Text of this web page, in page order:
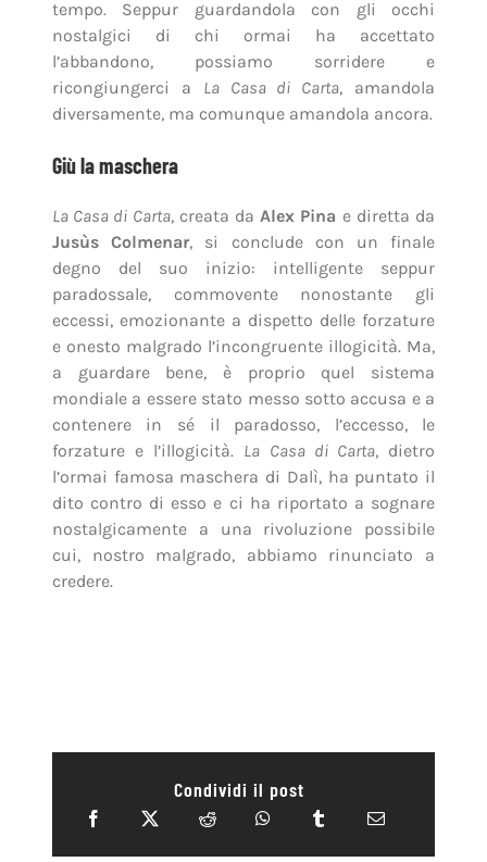
tempo. Seppur guardandola con gli occhi
nostalgici di chi ormai ha accettato
l’abbandono, possiamo sorridere e
ricongiungerci a La Casa di Carta, amandola
diversamente, ma comunque amandola ancora.
Giù la maschera
La Casa di Carta, creata daAlex Pina e diretta da
Jusùs Colmenar, si conclude con un finale
degno del suo inizio: intelligente seppur
paradossale, commovente nonostante gli
eccessi, emozionante a dispetto delle forzature
e onesto malgrado l’incongruente illogicità. Ma,
a guardare bene, è proprio quel sistema
mondiale a essere stato messo sotto accusa e a
contenere in sé il paradosso, l’eccesso, le
forzature e l’illogicità. La Casa di Carta, dietro
l’ormai famosa maschera di Dalì, ha puntato il
dito contro di esso e ci ha riportato a sognare
nostalgicamente a una rivoluzione possibile
cui, nostro malgrado, abbiamo rinunciato a
credere.
Condividi il post